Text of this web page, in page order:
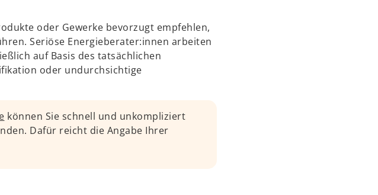
oder Gewerke bevorzugt empfehlen,
Seriöse Energieberater:innen arbeiten
auf Basis des tatsächlichen
oder undurchsichtige
können Sie schnell und unkompliziert
Dafür reicht die Angabe Ihrer